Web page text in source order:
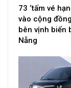
73 ‘tấm vé
vào cộng
bên vịnh biển
Nẵng